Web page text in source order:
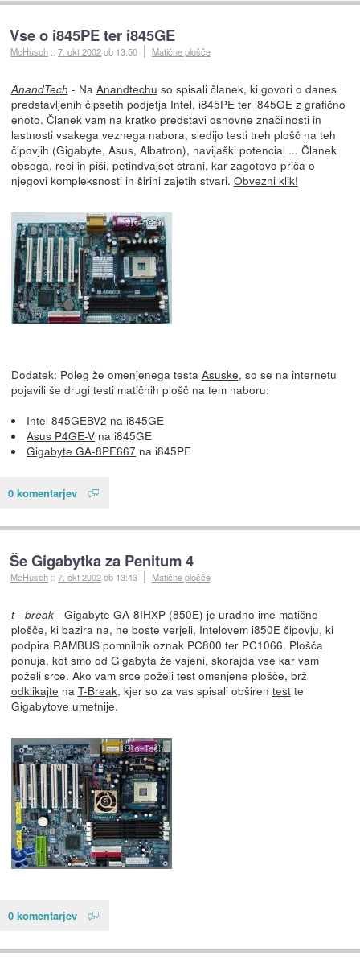
Vse o i845PE ter i845GE
McHusch ::7. okt 2002ob 13:50 Matične plošče
AnandTech - Na Anandtechu so spisali članek, ki govori o danes
predstavljenih čipsetih podjetja Intel, i845PE ter i845GE z grafično
enoto. Članek vam na kratko predstavi osnovne značilnosti in
lastnosti vsakega veznega nabora, sledijo testi treh plošč na teh
čipovjih (Gigabyte, Asus, Albatron), navijaški potencial ... Članek
obsega, reci in piši, petindvajset strani, kar zagotovo priča o
njegovi kompleksnosti in širini zajetih stvari. Obvezni klik!
Dodatek: Poleg že omenjenega testa Asuske, so se na internetu
pojavili še drugi testi matičnih plošč na tem naboru:
Intel 845GEBV2 na i845GE
Asus P4GE-V na i845GE
Gigabyte GA-8PE667 na i845PE
0 komentarjev
Še Gigabytka za Penitum 4
McHusch ::7. okt 2002ob 13:43 Matične plošče
t - break- Gigabyte GA-8IHXP (850E) je uradno ime matične
plošče, ki bazira na, ne boste verjeli, Intelovem i850E čipovju, ki
podpira RAMBUS pomnilnik oznak PC800 ter PC1066. Plošča
ponuja, kot smo od Gigabyta že vajeni, skorajda vse kar vam
poželi srce. Ako vam srce poželi test omenjene plošče, brž
odklikajte na T-Break, kjer so za vas spisali obširen testte
Gigabytove umetnije.
0 komentarjev